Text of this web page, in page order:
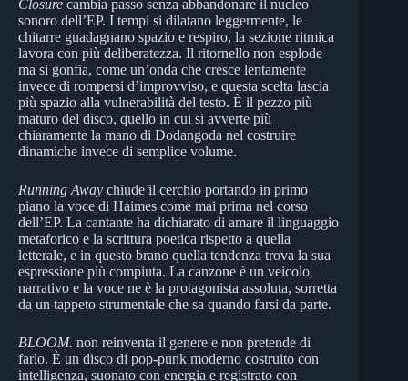
Closure cambia passo senza abbandonare il nucleo
sonoro dell’EP. I tempi si dilatano leggermente, le
chitarre guadagnano spazio e respiro, la sezione ritmica
lavora con più deliberatezza. Il ritornello non esplode
ma si gonfia, come un’onda che cresce lentamente
invece di rompersi d’improvviso, e questa scelta lascia
più spazio alla vulnerabilità del testo. È il pezzo più
maturo del disco, quello in cui si avverte più
chiaramente la mano di Dodangoda nel costruire
dinamiche invece di semplice volume.
Running Away chiude il cerchio portando in primo
piano la voce di Haimes come mai prima nel corso
dell’EP. La cantante ha dichiarato di amare il linguaggio
metaforico e la scrittura poetica rispetto a quella
letterale, e in questo brano quella tendenza trova la sua
espressione più compiuta. La canzone è un veicolo
narrativo e la voce ne è la protagonista assoluta, sorretta
da un tappeto strumentale che sa quando farsi da parte.
BLOOM. non reinventa il genere e non pretende di
farlo. È un disco di pop-punk moderno costruito con
intelligenza, suonato con energia e registrato con